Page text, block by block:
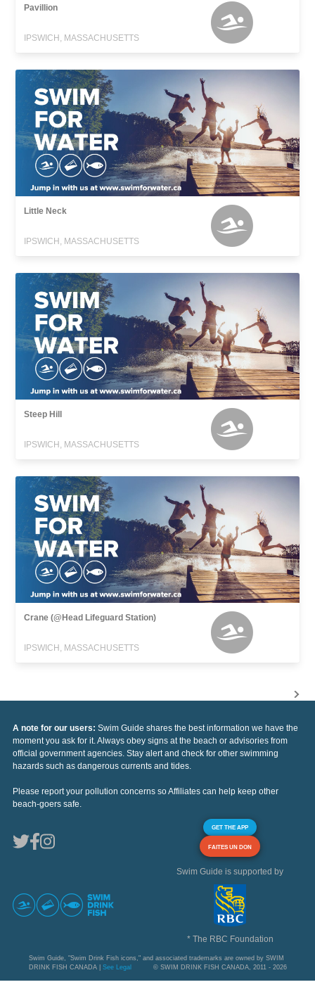
Pavillion
IPSWICH, MASSACHUSETTS
Little Neck
IPSWICH, MASSACHUSETTS
Steep Hill
IPSWICH, MASSACHUSETTS
Crane (@Head Lifeguard Station)
IPSWICH, MASSACHUSETTS
A note for our users: Swim Guide shares the best information we have the
moment you ask for it. Always obey signs at the beach or advisories from
official government agencies. Stay alert and check for other swimming
hazards such as dangerous currents and tides.
Please report your pollution concerns so Affiliates can help keep other
beach-goers safe.
GET THE APP
FAITES UN DON
Swim Guide is supported by
* The RBC Foundation
Swim Guide, "Swim Drink Fish icons," and associated trademarks are owned by SWIM
DRINK FISH CANADA | See Legal © SWIM DRINK FISH CANADA, 2011 - 2026